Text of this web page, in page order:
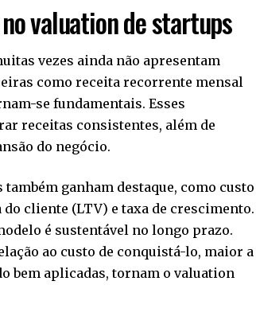
valuation de startups
vezes ainda não apresentam
como receita recorrente mensal
se fundamentais. Esses
receitas consistentes, além de
do negócio.
ganham destaque, como custo
cliente (LTV) e taxa de crescimento.
é sustentável no longo prazo.
ao custo de conquistá-lo, maior a
bem aplicadas, tornam o valuation